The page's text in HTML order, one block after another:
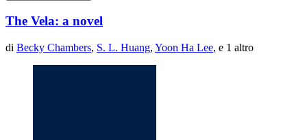
The Vela: a novel
di Becky Chambers, S. L. Huang, Yoon Ha Lee, e 1 altro